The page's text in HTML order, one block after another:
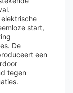
start,
De
een
tegen